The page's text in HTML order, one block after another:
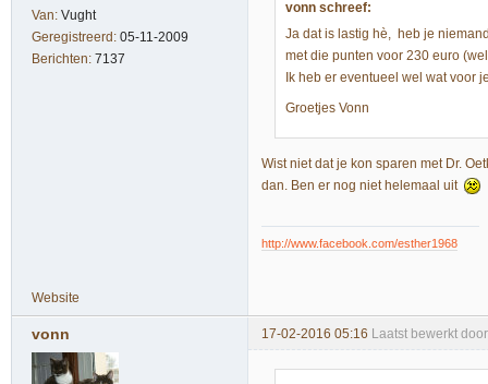
Van: Vught
Geregistreerd: 05-11-2009
Berichten: 7137
vonn schreef:
Ja dat is lastig hè, heb je
met die punten voor 230 euro
Ik heb er eventueel wel wat voor
Groetjes Vonn
Wist niet dat je kon sparen met Dr.
dan. Ben er nog niet helemaal uit
http://www.facebook.com/esther1968
Website
vonn 17-02-2016 05:16 Laatst bewerkt